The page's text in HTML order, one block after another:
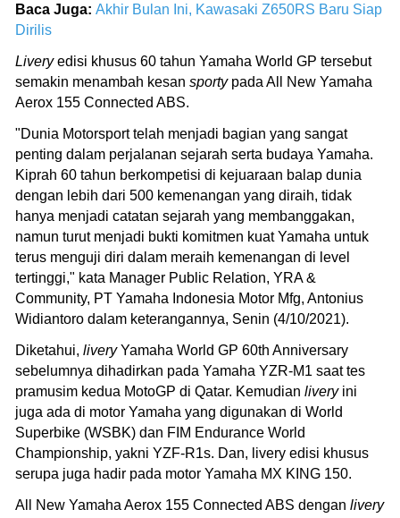
Baca Juga: Akhir Bulan Ini, Kawasaki Z650RS Baru Siap
Dirilis
Liveryedisi khusus 60 tahun Yamaha World GP tersebut
semakin menambah kesan sportypada All New Yamaha
Aerox 155 Connected ABS.
"Dunia Motorsport telah menjadi bagian yang sangat
penting dalam perjalanan sejarah serta budaya Yamaha.
Kiprah 60 tahun berkompetisi di kejuaraan balap dunia
dengan lebih dari 500 kemenangan yang diraih, tidak
hanya menjadi catatan sejarah yang membanggakan,
namun turut menjadi bukti komitmen kuat Yamaha untuk
terus menguji diri dalam meraih kemenangan di level
tertinggi," kata Manager Public Relation, YRA &
Community, PT Yamaha Indonesia Motor Mfg, Antonius
Widiantoro dalam keterangannya, Senin (4/10/2021).
Diketahui, liveryYamaha World GP 60th Anniversary
sebelumnya dihadirkan pada Yamaha YZR-M1 saat tes
pramusim kedua MotoGP di Qatar. Kemudian livery ini
juga ada di motor Yamaha yang digunakan di World
Superbike (WSBK) dan FIM Endurance World
Championship, yakni YZF-R1s. Dan, livery edisi khusus
serupa juga hadir pada motor Yamaha MX KING 150.
All New Yamaha Aerox 155 Connected ABS dengan livery